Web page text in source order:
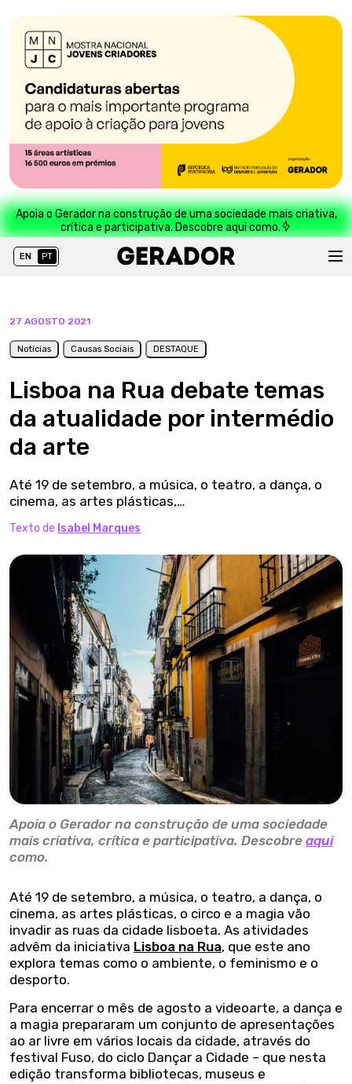
Apoia o Gerador na construção de uma sociedade mais criativa,
crítica e participativa. Descobre aqui como.
EN PT
27 AGOSTO 2021
Notícias Causas Sociais DESTAQUE
Lisboa na Rua debate temas
da atualidade por intermédio
da arte
Até 19 de setembro, a música, o teatro, a dança, o
cinema, as artes plásticas,…
Texto de Isabel Marques
Apoia o Gerador na construção de uma sociedade
mais criativa, crítica e participativa. Descobre aqui
como.
Até 19 de setembro, a música, o teatro, a dança, o
cinema, as artes plásticas, o circo e a magia vão
invadir as ruas da cidade lisboeta. As atividades
advêm da iniciativa Lisboa na Rua, que este ano
explora temas como o ambiente, o feminismo e o
desporto.
Para encerrar o mês de agosto a videoarte, a dança e
a magia prepararam um conjunto de apresentações
ao ar livre em vários locais da cidade, através do
festival Fuso, do ciclo Dançar a Cidade – que nesta
edição transforma bibliotecas, museus e